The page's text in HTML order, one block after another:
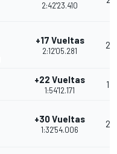
2:42'23.410
+17 Vueltas
2:12'05.281
23
+22 Vueltas
1:54'12.171
18
+30 Vueltas
1:32'54.006
20